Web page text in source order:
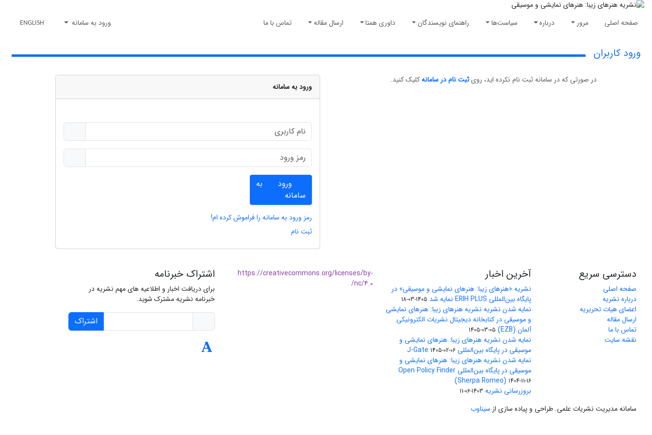
صفحه اصلی مرور درباره سیاست‌ها راهنمای نویسندگان داوری همتا ارسال مقاله تماس با ما ورود به سامانه ENGLISH
ورود کاربران
در صورتی که در سامانه ثبت نام نکرده اید، رویثبت نام در سامانهکلیک کنید.
ورود به سامانه
ورود به
سامانه
رمز ورود به سامانه را فراموش کرده ام!
ثبت نام
دسترسی سریع
صفحه اصلی
درباره نشریه
اعضای هیات تحریریه
ارسال مقاله
تماس با ما
نقشه سایت
آخرین اخبار
نشریه «هنرهای زیبا: هنرهای نمایشی و موسیقی» در
پایگاه بین‌المللی ERIH PLUS نمایه شد
1405-03-18
نمایه شدن نشریه نشریه هنرهای زیبا: هنرهای نمایشی
و موسیقی در کتابخانه دیجیتال نشریات الکترونیکی
آلمان (EZB)
1405-03-05
نمایه شدن نشریه هنرهای زیبا: هنرهای نمایشی و
موسیقی در پایگاه بین‌المللی J-Gate1405-02-06
نمایه شدن نشریه هنرهای زیبا: هنرهای نمایشی و
موسیقی در پایگاه بین‌المللی Open Policy Finder
(Sherpa Romeo) 1404-11-16
بروزرسانی نشریه 1403-06-11
https://creativecommons.org/licenses/by-
nc/4.0/
اشتراک خبرنامه
برای دریافت اخبار و اطلاعیه های مهم نشریه در
خبرنامه نشریه مشترک شوید.
اشتراک
سامانه مدیریت نشریات علمی. طراحی و پیاده سازی از سیناوب